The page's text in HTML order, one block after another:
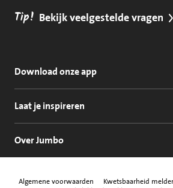
Tip! Bekijk veelgestelde vragen
Download onze app
Laat je inspireren
Over Jumbo
Algemene voorwaarden Kwetsbaarheid